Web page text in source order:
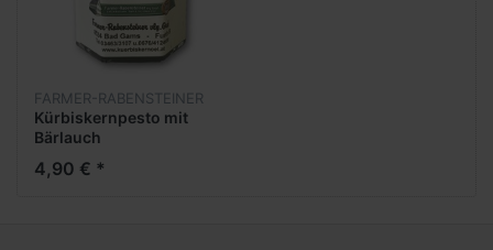
FARMER-RABENSTEINER
Kürbiskernpesto mit
Bärlauch
4,90 € *